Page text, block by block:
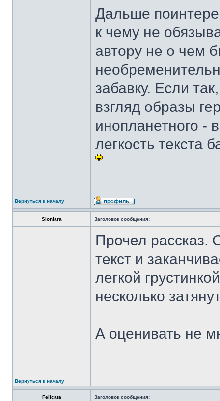
Дальше
к чему не
автору не о чем
забавку. Если
взгляд образы
инопланетного -
легкость текста
Вернуться к началу
Sloniara Заголовок сообщения:
Прочел рассказ.
текст и
легкой
несколько
А оценивать не
Вернуться к началу
Felicata Заголовок сообщения: